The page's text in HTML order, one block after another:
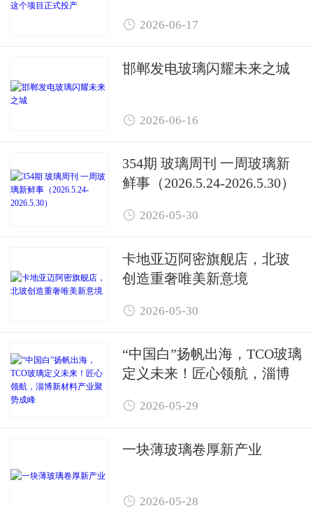
 2026-06-17
邯郸发电玻璃闪耀未来之城
 2026-06-16
354期 玻璃周刊 一周玻璃新
鲜事（2026.5.24-2026.5.30）
 2026-05-30
卡地亚迈阿密旗舰店，北玻
创造重奢唯美新意境
 2026-05-30
“中国白”扬帆出海，TCO玻璃
定义未来！匠心领航，淄博
 2026-05-29
一块薄玻璃卷厚新产业
 2026-05-28